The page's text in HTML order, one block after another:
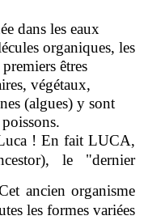
dans les eaux
organiques, les
êtres
végétaux,
(algues) y sont
! En fait LUCA,
le "dernier
ancien organisme
les formes variées